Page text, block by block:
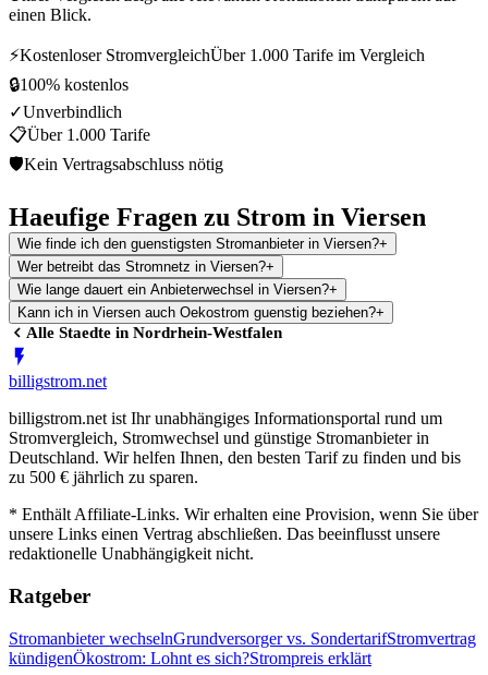
einen Blick.
⚡Kostenloser StromvergleichÜber 1.000 Tarife im Vergleich
🔒100% kostenlos
✓Unverbindlich
📋Über 1.000 Tarife
🛡Kein Vertragsabschluss nötig
Haeufige Fragen zu Strom in Viersen
Wie finde ich den guenstigsten Stromanbieter in Viersen?+
Wer betreibt das Stromnetz in Viersen?+
Wie lange dauert ein Anbieterwechsel in Viersen?+
Kann ich in Viersen auch Oekostrom guenstig beziehen?+
Alle Staedte in Nordrhein-Westfalen
billigstrom.net
billigstrom.net ist Ihr unabhängiges Informationsportal rund um
Stromvergleich, Stromwechsel und günstige Stromanbieter in
Deutschland. Wir helfen Ihnen, den besten Tarif zu finden und bis
zu 500 € jährlich zu sparen.
* Enthält Affiliate-Links. Wir erhalten eine Provision, wenn Sie über
unsere Links einen Vertrag abschließen. Das beeinflusst unsere
redaktionelle Unabhängigkeit nicht.
Ratgeber
Stromanbieter wechselnGrundversorger vs. SondertarifStromvertrag
kündigenÖkostrom: Lohnt es sich?Strompreis erklärt